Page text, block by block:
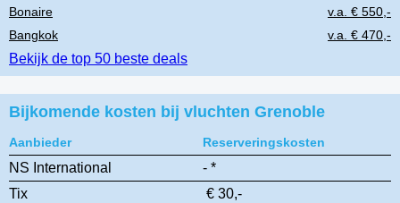
Bonaire
v.a. € 550,-
Bangkok
v.a. € 470,-
Bekijk de top 50 beste deals
Bijkomende kosten bij vluchten Grenoble
Aanbieder Reserveringskosten
NS International
- *
Tix
€ 30,-